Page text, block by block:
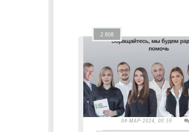
2 808
04-МАР-2024, 00:59